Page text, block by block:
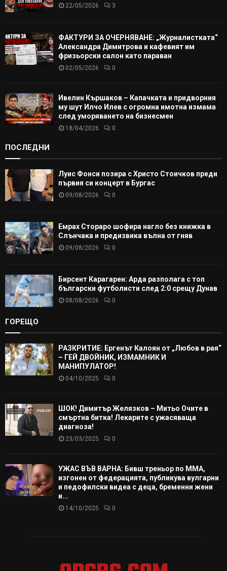
22/05/2026 3
ФАКТУРИ ЗА ОЧЕРНЯВАНЕ: „Журналистката“
Александра Димитрова и кафевият им
фризьорски салон като параван
02/05/2026 0
Ивелин Кършаков – Капачката и придворния
му шут Илчо Илев с огромна имотна измама
след уморяването на бизнесмен
18/04/2026 0
ПОСЛЕДНИ
Луис Фонси позира с Христо Стоичков преди
първия си концерт в Бургас
09/08/2026 0
Емрах Стораро шофира нагло без книжка в
Слънчака и предизвика вълна от гняв
09/08/2026 0
Бирсент Карагарен: Арда разполага с топ
български футболисти след 2:0 срещу Дунав
08/08/2026 0
ГОРЕЩО
РАЗКРИТИЕ: Ергенът Калоян от „Любов в рая“
– ГЕЙ ДВОЙНИК, ИЗМАМНИК И
МАНИПУЛАТОР!
04/10/2025 0
ШОК! Димитър Желязков – Митьо Очите в
смъртна битка! Лекарите с ужасяваща
диагноза!
23/03/2025 0
УЖАС ВЪВ ВАРНА: Бивш треньор по ММА,
изгонен от федерацията, публикува вулгарни
и педофилски видеа с деца, бременни жени
и...
14/10/2025 0